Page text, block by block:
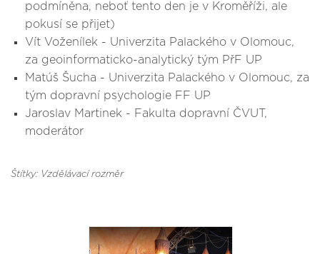
podmíněna, neboť tento den je v Kroměříži, ale
pokusí se přijet)
Vít Voženílek - Univerzita Palackého v Olomouc,
za geoinformaticko-analytický tým PřF UP
Matúš Šucha - Univerzita Palackého v Olomouc, za
tým dopravní psychologie FF UP
Jaroslav Martinek - Fakulta dopravní ČVUT,
moderátor
Štítky: Vzdělávací rozměr